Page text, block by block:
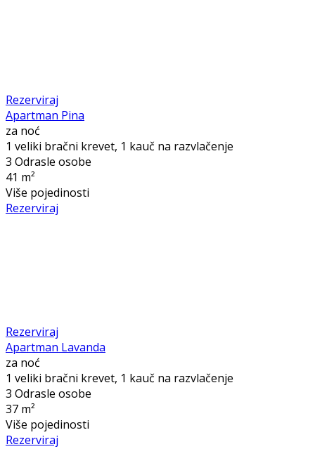
Rezerviraj
Apartman Pina
za noć
1 veliki bračni krevet, 1 kauč na razvlačenje
3 Odrasle osobe
41 m²
Više pojedinosti
Rezerviraj
Rezerviraj
Apartman Lavanda
za noć
1 veliki bračni krevet, 1 kauč na razvlačenje
3 Odrasle osobe
37 m²
Više pojedinosti
Rezerviraj